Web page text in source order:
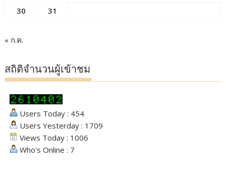
30
31
« ก.ค.
สถิติจำนวนผู้เข้าชม
Users Today : 454
Users Yesterday : 1709
Views Today : 1006
Who's Online : 7